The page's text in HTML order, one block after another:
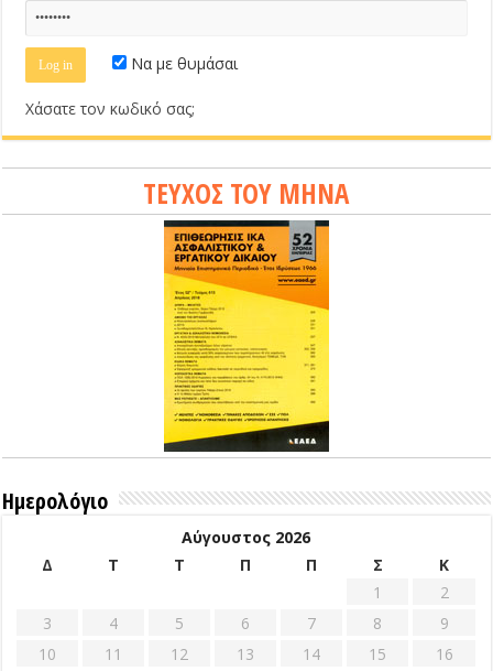
Να με θυμάσαι
Χάσατε τον κωδικό σας;
ΤΕΥΧΟΣ ΤΟΥ ΜΗΝΑ
Ημερολόγιο
Αύγουστος 2026
Δ
Τ Τ Π Π Σ
Κ
1
2
3
4 5 6 7 8
9
10
11 12 13 14 15
16